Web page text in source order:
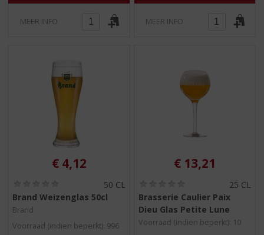
MEER INFO MEER INFO
€ 4,12
,
5
50 CL
Brand Weizenglas 50cl
Brand
Voorraad (indien beperkt): 996
€ 13,21
0
,
0
/
25 CL
Brasserie Caulier Paix
Dieu Glas Petite Lune
Voorraad (indien beperkt): 10